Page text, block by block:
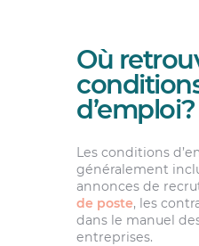
Où
d’emploi?
Les conditions
généralement
annonces de
de poste, les
dans le manuel
entreprises.